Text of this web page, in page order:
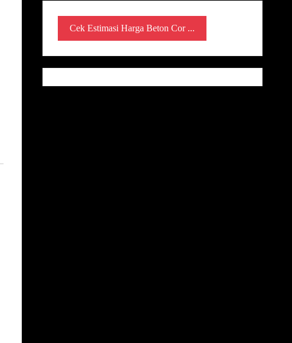
Cek Estimasi Harga Beton Cor ...